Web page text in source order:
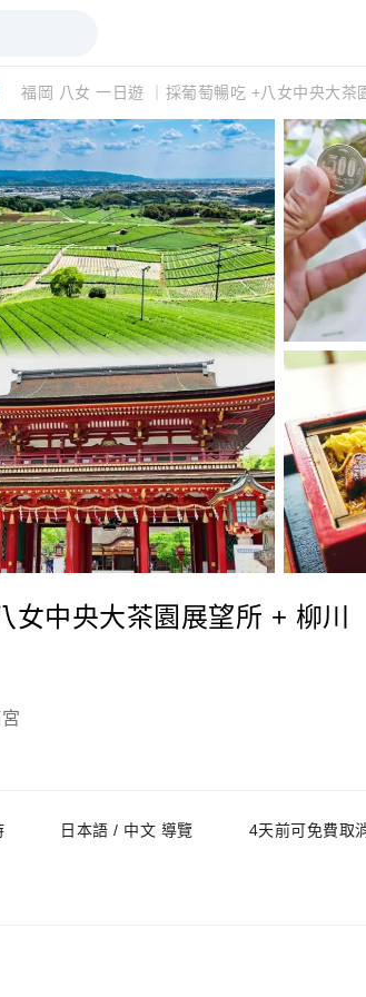
福岡 八女 一日遊 ｜採葡萄暢吃 +八女中央大茶
中央大茶園展望所 + 柳川
日本語 / 中文 導覽 4天前可免費取